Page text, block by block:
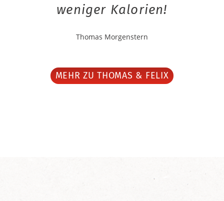
weniger Kalorien!
Thomas Morgenstern
MEHR ZU THOMAS & FELIX